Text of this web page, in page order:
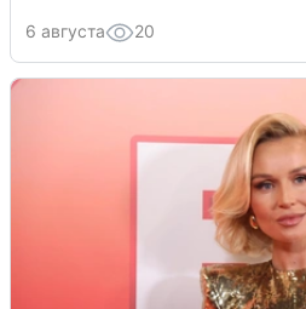
6 августа 20